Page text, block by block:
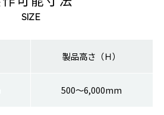
SIZE
製品高さ（Ｈ）
500～6,000mm